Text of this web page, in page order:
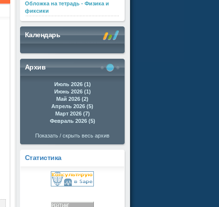
Обложка на тетрадь - Физика и
фиксики
Календарь
Архив
Июль 2026 (1)
Июнь 2026 (1)
Май 2026 (2)
Апрель 2026 (5)
Март 2026 (7)
Февраль 2026 (5)
Показать / скрыть весь архив
Статистика